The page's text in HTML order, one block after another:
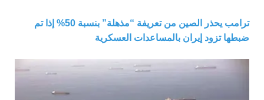
ترامب يحذر الصين من تعريفة “مذهلة” بنسبة 50% إذا تم
ضبطها تزود إيران بالمساعدات العسكرية